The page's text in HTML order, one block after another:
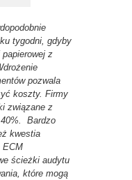
tygodni, gdyby
papierowej z
pozwala
koszty. Firmy
związane z
40%. Bardzo
kwestia
ECM
ścieżki audytu
które mogą